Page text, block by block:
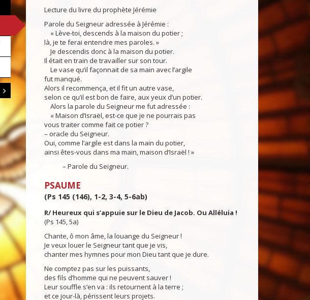
Lecture du livre du prophète Jérémie
Parole du Seigneur adressée à Jérémie :
« Lève-toi, descends à la maison du potier ;
là, je te ferai entendre mes paroles. »
Je descendis donc à la maison du potier.
Il était en train de travailler sur son tour.
Le vase qu’il façonnait de sa main avec l’argile
fut manqué.
Alors il recommença, et il fit un autre vase,
selon ce qu’il est bon de faire, aux yeux d’un potier.
Alors la parole du Seigneur me fut adressée :
« Maison d’Israël, est-ce que je ne pourrais pas
vous traiter comme fait ce potier ?
– oracle du Seigneur.
Oui, comme l’argile est dans la main du potier,
ainsi êtes-vous dans ma main, maison d’Israël ! »
– Parole du Seigneur.
PSAUME
(Ps 145 (146), 1-2, 3-4, 5-6ab)
R/ Heureux qui s’appuie sur le Dieu de Jacob. Ou Alléluia !
(Ps 145, 5a)
Chante, ô mon âme, la louange du Seigneur !
Je veux louer le Seigneur tant que je vis,
chanter mes hymnes pour mon Dieu tant que je dure.
Ne comptez pas sur les puissants,
des fils d’homme qui ne peuvent sauver !
Leur souffle s’en va : ils retournent à la terre ;
et ce jour-là, périssent leurs projets.